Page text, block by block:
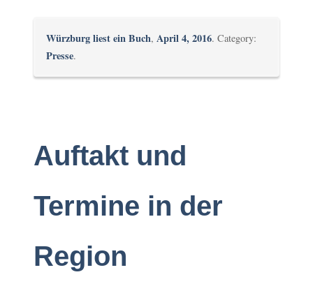
Würzburg liest ein Buch, April 4, 2016. Category:
Presse.
Auftakt und
Termine in der
Region